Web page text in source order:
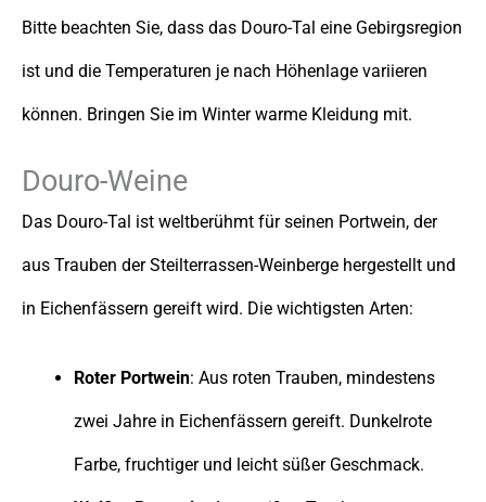
Bitte beachten Sie, dass das Douro-Tal eine Gebirgsregion
ist und die Temperaturen je nach Höhenlage variieren
können. Bringen Sie im Winter warme Kleidung mit.
Douro-Weine
Das Douro-Tal ist weltberühmt für seinen Portwein, der
aus Trauben der Steilterrassen-Weinberge hergestellt und
in Eichenfässern gereift wird. Die wichtigsten Arten:
Roter Portwein: Aus roten Trauben, mindestens
zwei Jahre in Eichenfässern gereift. Dunkelrote
Farbe, fruchtiger und leicht süßer Geschmack.